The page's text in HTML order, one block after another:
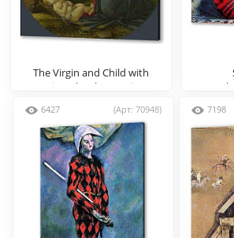
The Virgin and Child with
Saint John the Baptist
6427 (Арт: 70948) 7198